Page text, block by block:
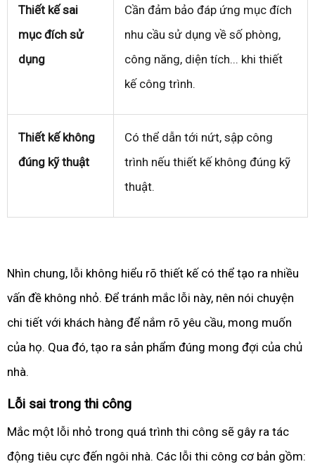
Thiết kế sai
mục đích sử
dụng
Cần đảm bảo đáp ứng mục đích
nhu cầu sử dụng về số phòng,
công năng, diện tích... khi thiết
kế công trình.
Thiết kế không
đúng kỹ thuật
Có thể dẫn tới nứt, sập công
trình nếu thiết kế không đúng kỹ
thuật.
Nhìn chung, lỗi không hiểu rõ thiết kế có thể tạo ra nhiều
vấn đề không nhỏ. Để tránh mắc lỗi này, nên nói chuyện
chi tiết với khách hàng để nắm rõ yêu cầu, mong muốn
của họ. Qua đó, tạo ra sản phẩm đúng mong đợi của chủ
nhà.
Lỗi sai trong thi công
Mắc một lỗi nhỏ trong quá trình thi công sẽ gây ra tác
động tiêu cực đến ngôi nhà. Các lỗi thi công cơ bản gồm: